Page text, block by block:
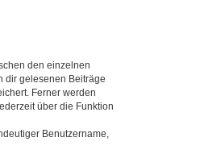
den einzelnen
dir gelesenen Beiträge
Ferner werden
über die Funktion
Benutzername,